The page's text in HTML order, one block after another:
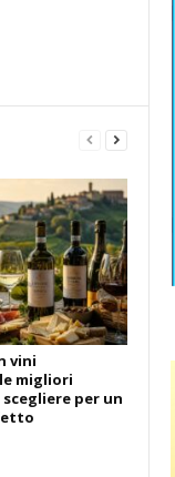
vini
migliori
per un